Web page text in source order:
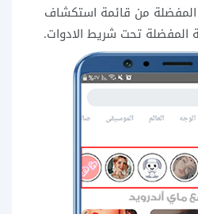
المفضلة من قائمة استكشاف
المفضلة تحت شريط الادوات.